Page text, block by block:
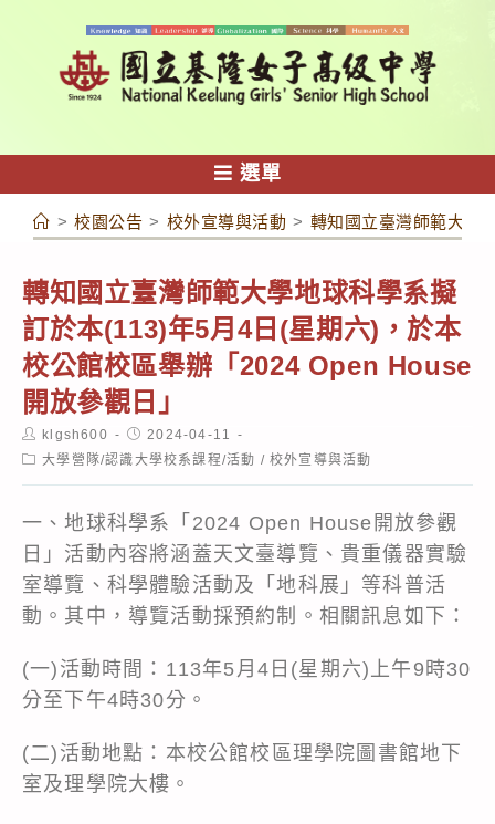
容
選單
> 校園公告 > 校外宣導與活動 > 轉知國立臺灣師範大學
轉知國立臺灣師範大學地球科學系擬
訂於本(113)年5月4日(星期六)，於本
校公館校區舉辦「2024 Open House
開放參觀日」
Post
author:
klgsh600
Post
published:
2024-04-11
Post大學營隊/認識大學校系課程/活動 / 校外宣導與活動
一、地球科學系「2024 Open House開放參觀
日」活動內容將涵蓋天文臺導覽、貴重儀器實驗
室導覽、科學體驗活動及「地科展」等科普活
動。其中，導覽活動採預約制。相關訊息如下：
(一)活動時間：113年5月4日(星期六)上午9時30
分至下午4時30分。
(二)活動地點：本校公館校區理學院圖書館地下
室及理學院大樓。